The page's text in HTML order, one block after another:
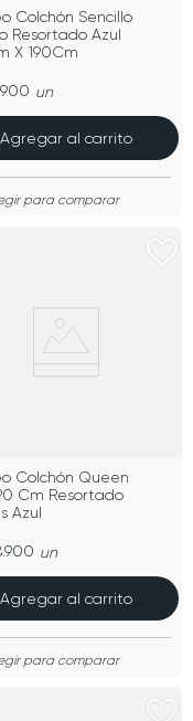
Colchón Sencillo
Resortado Azul
X 190Cm
un
Agregar al carrito
Colchón Queen
Cm Resortado
Azul
un
Agregar al carrito